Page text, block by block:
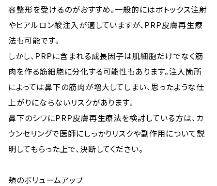
容整形を受けるのがおすすめ。一般的にはボトックス注射
やヒアルロン酸注入が適していますが、PRP皮膚再生療
法も可能です。
しかし、PRPに含まれる成長因子は肌細胞だけでなく筋
肉を作る筋細胞に分化する可能性もあります。注入箇所
によっては鼻下の筋肉が増大してしまい、思ったような仕
上がりにならないリスクがあります。
鼻下のシワにPRP皮膚再生療法を検討している方は、カ
ウンセリングで医師にしっかりリスクや副作用について説
明してもらった上で、決断してください。
頬のボリュームアップ